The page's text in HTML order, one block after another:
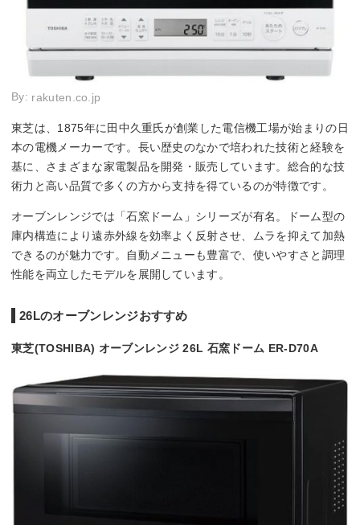
By: rakuten.co.jp
東芝は、1875年に田中久重氏が創業した電信機工場が始まりの日
本の電機メーカーです。長い歴史のなかで培われた技術と経験を
基に、さまざまな家電製品を開発・販売しています。総合的な技
術力と高い品質で多くの方から支持を得ているのが特徴です。
オーブンレンジでは「石窯ドーム」シリーズが有名。ドーム型の
庫内構造により遠赤外線を効率よく反射させ、ムラを抑えて加熱
できるのが魅力です。自動メニューも豊富で、使いやすさと調理
性能を両立したモデルを展開しています。
26Lのオーブンレンジおすすめ
東芝(TOSHIBA) オーブンレンジ 26L 石窯ドーム ER-D70A